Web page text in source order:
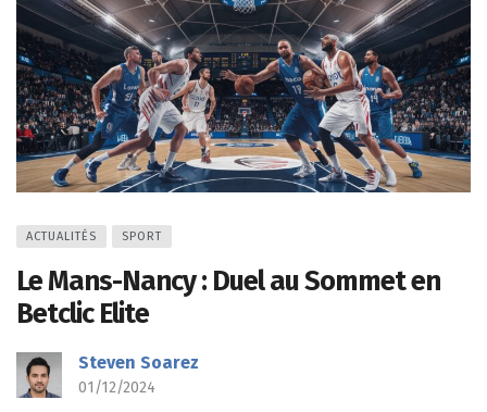
ACTUALITÉS SPORT
Le Mans-Nancy : Duel au Sommet en
Betclic Elite
Steven Soarez
01/12/2024